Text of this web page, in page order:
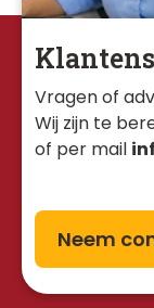
Vragen of
Wij zijn te
of per mail
Neem